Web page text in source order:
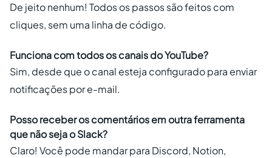
De jeito nenhum! Todos os passos são feitos com
cliques, sem uma linha de código.
Funciona com todos os canais do YouTube?
Sim, desde que o canal esteja configurado para enviar
notificações por e-mail.
Posso receber os comentários em outra ferramenta
que não seja o Slack?
Claro! Você pode mandar para Discord, Notion,